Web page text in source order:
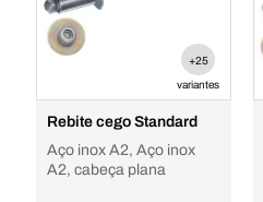
+25
variantes
Rebite cego Standard
Aço inox A2, Aço inox
A2, cabeça plana